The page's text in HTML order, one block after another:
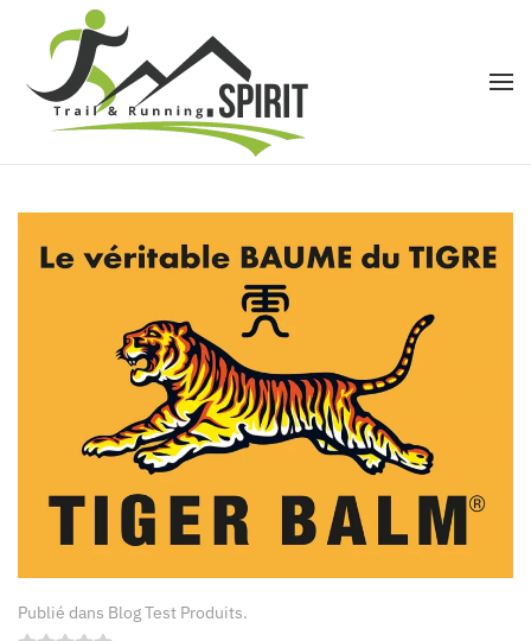
Accéder au contenu principal
Publié dans Blog Test Produits.